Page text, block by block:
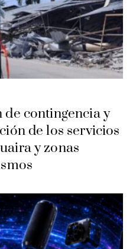
de contingencia y
de los servicios
y zonas